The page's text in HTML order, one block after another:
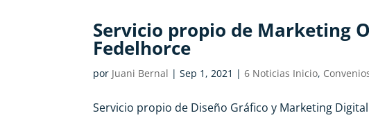
Servicio propio de Marketing
Fedelhorce
por Juani Bernal |Sep 1, 2021 |6 Noticias Inicio,
Servicio propio de Diseño Gráfico y Marketing